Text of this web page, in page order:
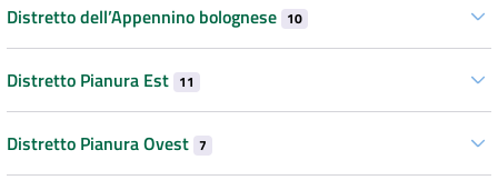
Distretto dell’Appennino bolognese 10
Distretto Pianura Est 11
Distretto Pianura Ovest 7